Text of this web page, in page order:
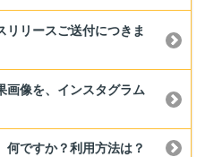
リリースご送付につきま
画像を、インスタグラム
何ですか？利用方法は？